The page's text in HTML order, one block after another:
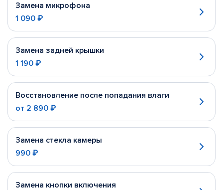
Замена микрофона
1 090 ₽
Замена задней крышки
1 190 ₽
Восстановление после попадания влаги
от 2 890 ₽
Замена стекла камеры
990 ₽
Замена кнопки включения